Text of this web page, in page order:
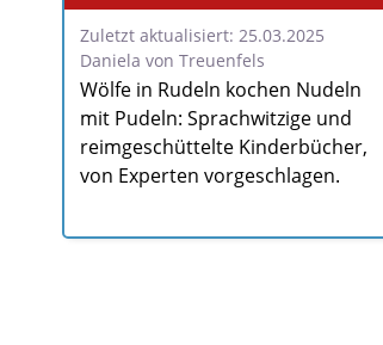
Zuletzt aktualisiert: 25.03.2025
Daniela von Treuenfels
Wölfe in Rudeln kochen Nudeln
mit Pudeln: Sprachwitzige und
reimgeschüttelte Kinderbücher,
von Experten vorgeschlagen.